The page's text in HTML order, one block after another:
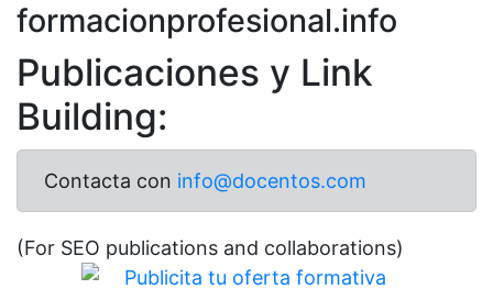
formacionprofesional.info
Publicaciones y Link
Building:
Contacta con info@docentos.com
(For SEO publications and collaborations)